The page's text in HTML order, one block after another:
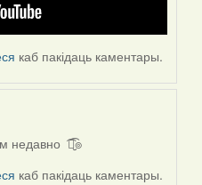
каб пакідаць каментары.
недавно ͡๏̮͡๏
каб пакідаць каментары.